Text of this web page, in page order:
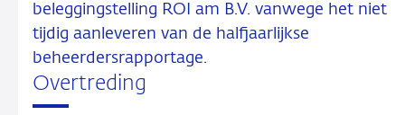
beleggingstelling ROI am B.V. vanwege het niet
tijdig aanleveren van de halfjaarlijkse
beheerdersrapportage.
Overtreding